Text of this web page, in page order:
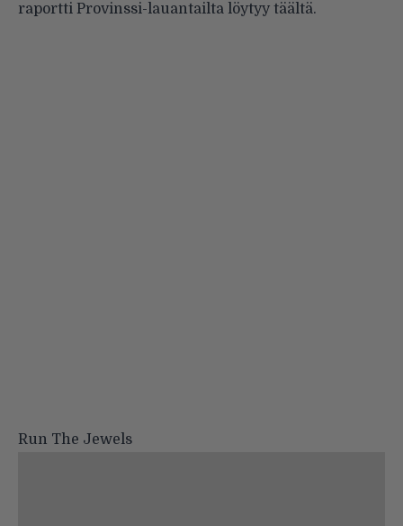
raportti Provinssi-lauantailta löytyy täältä.
Run The Jewels